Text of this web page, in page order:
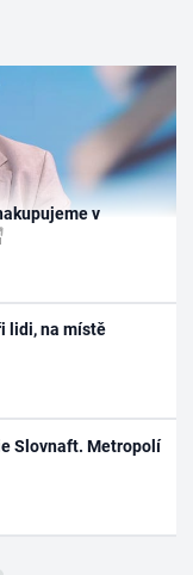
v
lidi, na místě
Slovnaft. Metropolí